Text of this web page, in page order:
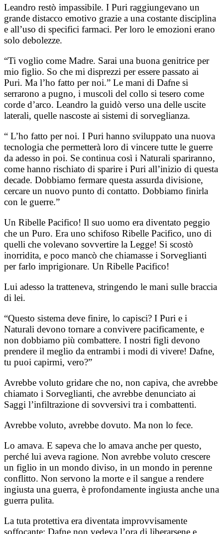
Leandro restò impassibile. I Puri raggiungevano un
grande distacco emotivo grazie a una costante disciplina
e all’uso di specifici farmaci. Per loro le emozioni erano
solo debolezze.
“Ti voglio come Madre. Sarai una buona genitrice per
mio figlio. So che mi disprezzi per essere passato ai
Puri. Ma l’ho fatto per noi.” Le mani di Dafne si
serrarono a pugno, i muscoli del collo si tesero come
corde d’arco. Leandro la guidò verso una delle uscite
laterali, quelle nascoste ai sistemi di sorveglianza.
“ L’ho fatto per noi. I Puri hanno sviluppato una nuova
tecnologia che permetterà loro di vincere tutte le guerre
da adesso in poi. Se continua così i Naturali spariranno,
come hanno rischiato di sparire i Puri all’inizio di questa
decade. Dobbiamo fermare questa assurda divisione,
cercare un nuovo punto di contatto. Dobbiamo finirla
con le guerre.”
Un Ribelle Pacifico! Il suo uomo era diventato peggio
che un Puro. Era uno schifoso Ribelle Pacifico, uno di
quelli che volevano sovvertire la Legge! Si scostò
inorridita, e poco mancò che chiamasse i Sorveglianti
per farlo imprigionare. Un Ribelle Pacifico!
Lui adesso la tratteneva, stringendo le mani sulle braccia
di lei.
“Questo sistema deve finire, lo capisci? I Puri e i
Naturali devono tornare a convivere pacificamente, e
non dobbiamo più combattere. I nostri figli devono
prendere il meglio da entrambi i modi di vivere! Dafne,
tu puoi capirmi, vero?”
Avrebbe voluto gridare che no, non capiva, che avrebbe
chiamato i Sorveglianti, che avrebbe denunciato ai
Saggi l’infiltrazione di sovversivi tra i combattenti.
Avrebbe voluto, avrebbe dovuto. Ma non lo fece.
Lo amava. E sapeva che lo amava anche per questo,
perché lui aveva ragione. Non avrebbe voluto crescere
un figlio in un mondo diviso, in un mondo in perenne
conflitto. Non servono la morte e il sangue a rendere
ingiusta una guerra, è profondamente ingiusta anche una
guerra pulita.
La tuta protettiva era diventata improvvisamente